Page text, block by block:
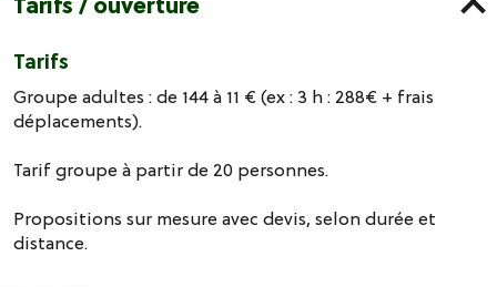
Tarifs
Groupe adultes : de 144 à 11 € (ex : 3 h : 288€ + frais
déplacements).
Tarif groupe à partir de 20 personnes.
Propositions sur mesure avec devis, selon durée et
distance.